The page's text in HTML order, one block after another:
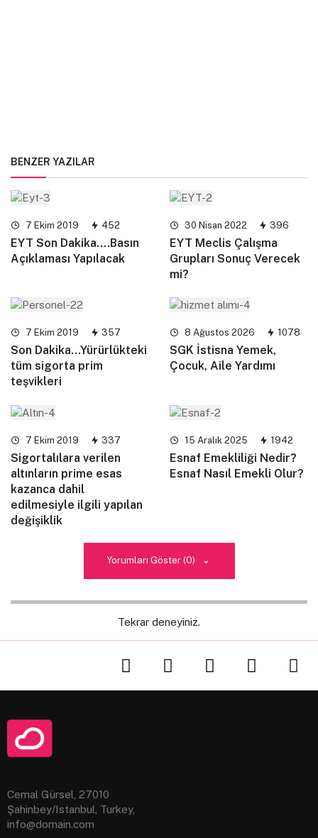
BENZER YAZILAR
7 Ekim 2019 452
EYT Son Dakika….Basın
Açıklaması Yapılacak
30 Nisan 2022 396
EYT Meclis Çalışma
Grupları Sonuç Verecek
mi?
7 Ekim 2019 357
Son Dakika…Yürürlükteki
tüm sigorta prim
teşvikleri
8 Ağustos 2026 1078
SGK İstisna Yemek,
Çocuk, Aile Yardımı
7 Ekim 2019 337
Sigortalılara verilen
altınların prime esas
kazanca dahil
edilmesiyle ilgili yapılan
değişiklik
15 Aralık 2025 1942
Esnaf Emekliliği Nedir?
Esnaf Nasıl Emekli Olur?
Yorumları Göster (0)
Tekrar deneyiniz.
Cemal Gürsel, 27010
Şahinbey/Istanbul, Turkey,
info@domain.com